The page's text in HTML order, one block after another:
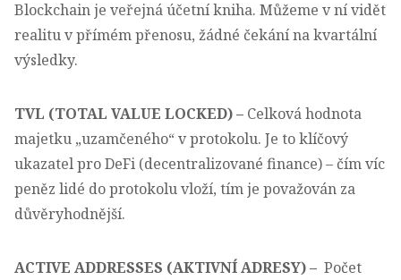
Blockchain je veřejná účetní kniha. Můžeme v ní vidět
realitu v přímém přenosu, žádné čekání na kvartální
výsledky.
TVL (TOTAL VALUE LOCKED) – Celková hodnota
majetku „uzamčeného“ v protokolu. Je to klíčový
ukazatel pro DeFi (decentralizované finance) – čím víc
peněz lidé do protokolu vloží, tím je považován za
důvěryhodnější.
ACTIVE ADDRESSES (AKTIVNÍ ADRESY) – Počet